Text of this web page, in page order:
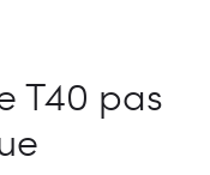
T40 pas